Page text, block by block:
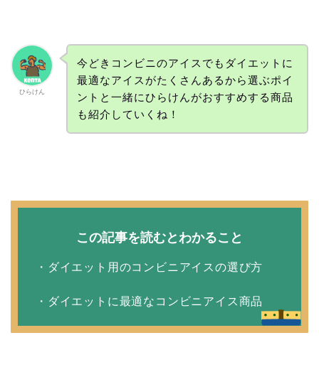
ひらけん
今どきコンビニのアイスでもダイエットに
最適なアイスがたくさんあるから選ぶポイ
ントと一緒にひらけんがおすすめする商品
も紹介していくね！
この記事を読むとわかること
・ダイエット用のコンビニアイスの選び方
・ダイエットに最適なコンビニアイス商品